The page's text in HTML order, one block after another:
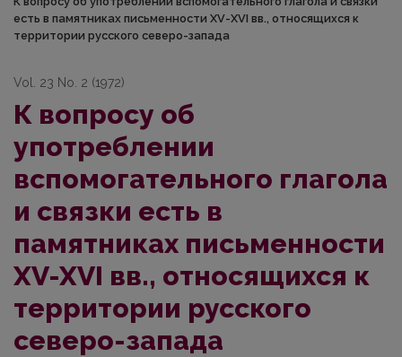
есть в памятниках письменности XV-XVI вв., относящихся к
территории русского северо-запада
Vol. 23 No. 2 (1972)
К вопросу об
употреблении
вспомогательного глагола
и связки есть в
памятниках письменности
XV-XVI вв., относящихся к
территории русского
северо-запада